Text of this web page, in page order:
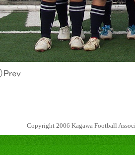
Copyright 2006 Kagawa Football